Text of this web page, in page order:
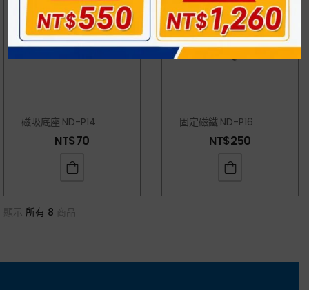
磁吸底座 ND-P14
NT$70
固定磁鐵 ND-P16
NT$250
顯示 所有 8 商品